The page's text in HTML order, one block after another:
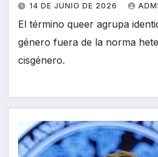
14 DE JUNIO DE 2026
El término queer agrupa
género fuera de la norma
cisgénero.